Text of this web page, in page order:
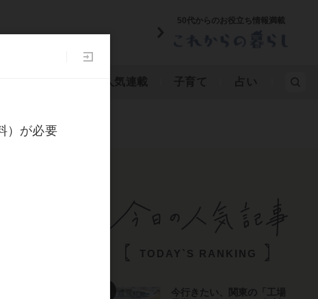
50代からのお役立ち情報満載
TODAY`S RANKING
今行きたい、関東の「工場